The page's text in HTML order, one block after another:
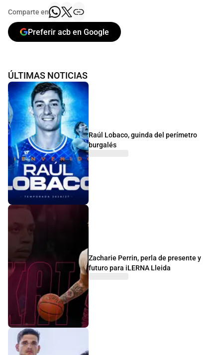
Comparte en
Preferir acb en Google
ÚLTIMAS NOTICIAS
Raúl Lobaco, guinda del perímetro
burgalés
Zacharie Perrin, perla de presente y
futuro para iLERNA Lleida